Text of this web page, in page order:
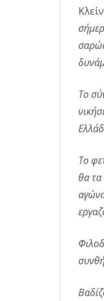
Το
Το
θα τα